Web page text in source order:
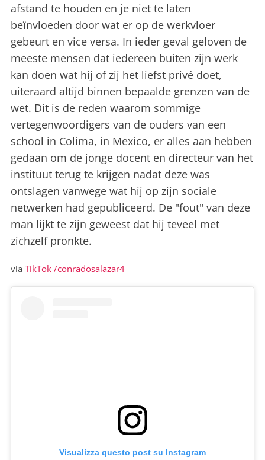
afstand te houden en je niet te laten
beïnvloeden door wat er op de werkvloer
gebeurt en vice versa. In ieder geval geloven de
meeste mensen dat iedereen buiten zijn werk
kan doen wat hij of zij het liefst privé doet,
uiteraard altijd binnen bepaalde grenzen van de
wet. Dit is de reden waarom sommige
vertegenwoordigers van de ouders van een
school in Colima, in Mexico, er alles aan hebben
gedaan om de jonge docent en directeur van het
instituut terug te krijgen nadat deze was
ontslagen vanwege wat hij op zijn sociale
netwerken had gepubliceerd. De "fout" van deze
man lijkt te zijn geweest dat hij teveel met
zichzelf pronkte.
via TikTok /conradosalazar4
Visualizza questo post su Instagram